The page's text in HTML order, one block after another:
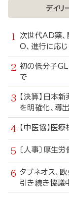
デイリ
次世代AD薬
O、進行に応
初の低分子
で
【決算】日
を明確化、導
【中医協】医
〔人事〕厚生
タブネオス、
引き続き協議